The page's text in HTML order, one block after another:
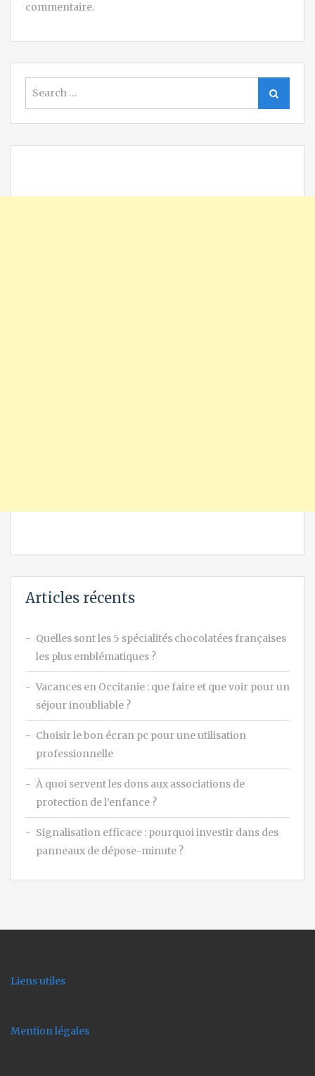
commentaire.
for:
Search
Articles récents
Quelles sont les 5 spécialités chocolatées françaises
les plus emblématiques ?
Vacances en Occitanie : que faire et que voir pour un
séjour inoubliable ?
Choisir le bon écran pc pour une utilisation
professionnelle
À quoi servent les dons aux associations de
protection de l’enfance ?
Signalisation efficace : pourquoi investir dans des
panneaux de dépose-minute ?
Liens utiles
Mention légales